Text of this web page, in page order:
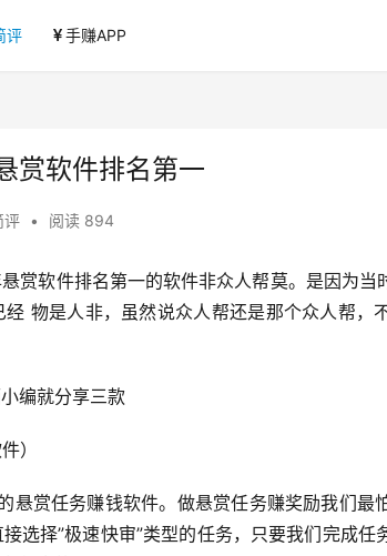
评 手赚APP
赏软件排名第一
评 • 阅读 894
赏软件排名第一的软件非众人帮莫。是因为当
物是人非，虽然说众人帮还是那个众人帮，
编就分享三款
）
悬赏任务赚钱软件。做悬赏任务赚奖励我们最
选择”极速快审”类型的任务，只要我们完成任